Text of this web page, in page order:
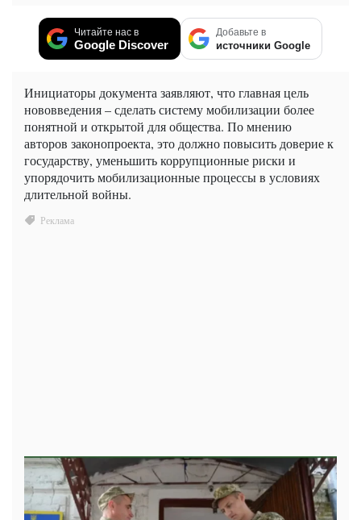
Читайте нас в
Google Discover
Добавьте в
источники Google
Инициаторы документа заявляют, что главная цель
нововведения – сделать систему мобилизации более
понятной и открытой для общества. По мнению
авторов законопроекта, это должно повысить доверие к
государству, уменьшить коррупционные риски и
упорядочить мобилизационные процессы в условиях
длительной войны.